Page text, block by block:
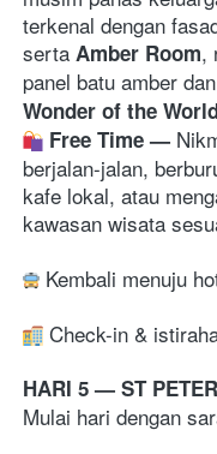
terkenal dengan
serta Amber Room,
panel batu amber
Wonder of the
Free Time —
berjalan-jalan,
kafe lokal, atau
kawasan wisata
Kembali menuju
Check-in &
HARI 5 — ST
Mulai hari dengan